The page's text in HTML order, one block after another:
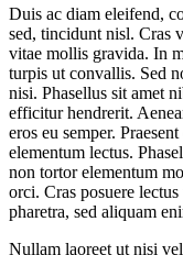
Duis ac diam eleifend,
sed, tincidunt nisl. Cras
vitae mollis gravida. In
turpis ut convallis. Sed
nisi. Phasellus sit amet
efficitur hendrerit.
eros eu semper.
elementum lectus.
non tortor elementum
orci. Cras posuere
pharetra, sed aliquam
Nullam laoreet ut nisi